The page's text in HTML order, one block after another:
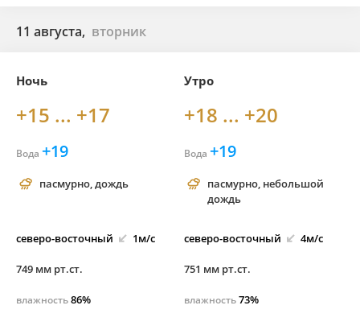
11 августа, вторник
Ночь
+15 ... +17
Вода +19
пасмурно, дождь
северо-восточный 1м/с
749 мм рт.ст.
влажность86%
Утро
+18 ... +20
Вода +19
пасмурно, небольшой
дождь
северо-восточный 4м/с
751 мм рт.ст.
влажность73%